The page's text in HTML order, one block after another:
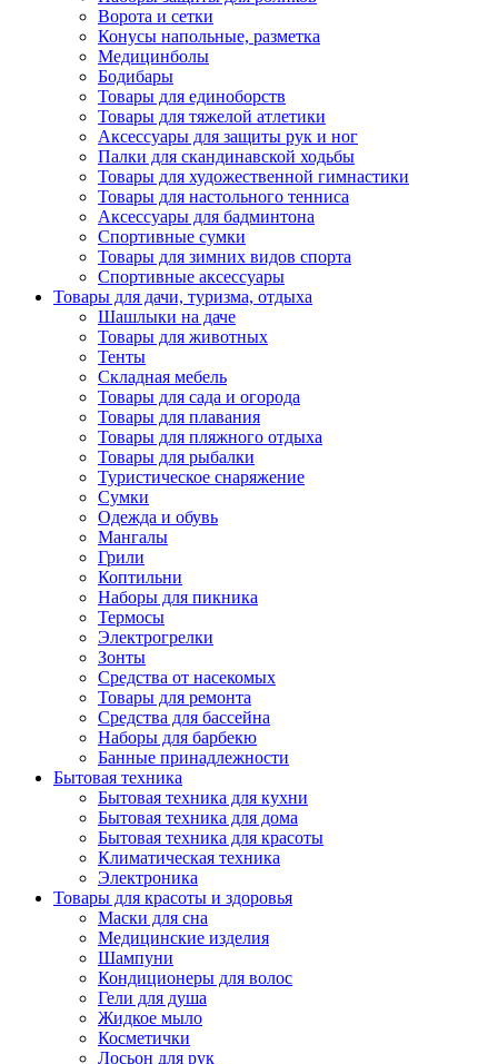
Ворота и сетки
Конусы напольные, разметка
Медицинболы
Бодибары
Товары для единоборств
Товары для тяжелой атлетики
Аксессуары для защиты рук и ног
Палки для скандинавской ходьбы
Товары для художественной гимнастики
Товары для настольного тенниса
Аксессуары для бадминтона
Спортивные сумки
Товары для зимних видов спорта
Спортивные аксессуары
Товары для дачи, туризма, отдыха
Шашлыки на даче
Товары для животных
Тенты
Складная мебель
Товары для сада и огорода
Товары для плавания
Товары для пляжного отдыха
Товары для рыбалки
Туристическое снаряжение
Сумки
Одежда и обувь
Мангалы
Грили
Коптильни
Наборы для пикника
Термосы
Электрогрелки
Зонты
Средства от насекомых
Товары для ремонта
Средства для бассейна
Наборы для барбекю
Банные принадлежности
Бытовая техника
Бытовая техника для кухни
Бытовая техника для дома
Бытовая техника для красоты
Климатическая техника
Электроника
Товары для красоты и здоровья
Маски для сна
Медицинские изделия
Шампуни
Кондиционеры для волос
Гели для душа
Жидкое мыло
Косметички
Лосьон для рук